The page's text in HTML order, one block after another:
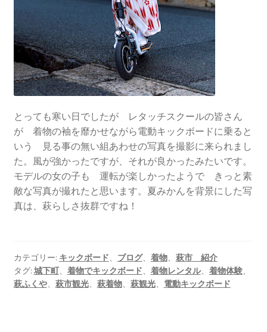
とっても寒い日でしたが レタッチスクールの皆さん
が 着物の袖を靡かせながら電動キックボードに乗ると
いう 見る事の無い組あわせの写真を撮影に来られまし
た。風が強かったですが、それが良かったみたいです。
モデルの女の子も 運転が楽しかったようで きっと素
敵な写真が撮れたと思います。夏みかんを背景にした写
真は、萩らしさ抜群ですね！
カテゴリー: キックボード、 ブログ、 着物、 萩市 紹介
タグ: 城下町、 着物でキックボード、 着物レンタル、 着物体験、
萩ふくや、 萩市観光、 萩着物、 萩観光、 電動キックボード